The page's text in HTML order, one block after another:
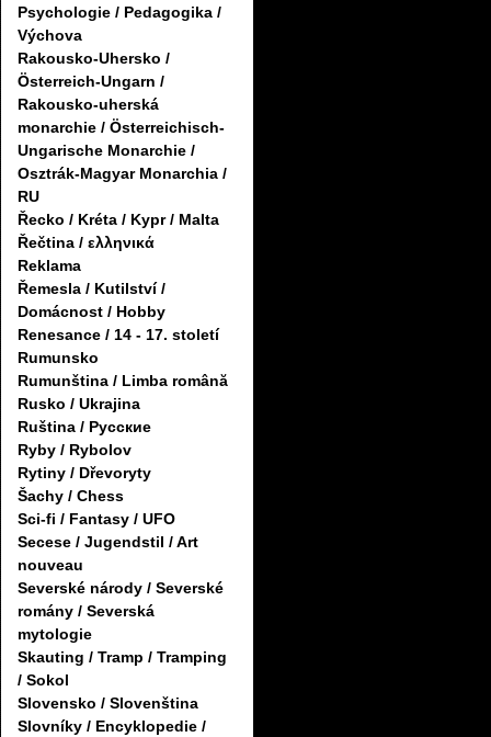
Psychologie / Pedagogika /
Výchova
Rakousko-Uhersko /
Österreich-Ungarn /
Rakousko-uherská
monarchie / Österreichisch-
Ungarische Monarchie /
Osztrák-Magyar Monarchia /
RU
Řecko / Kréta / Kypr / Malta
Řečtina / ελληνικά
Reklama
Řemesla / Kutilství /
Domácnost / Hobby
Renesance / 14 - 17. století
Rumunsko
Rumunština / Limba română
Rusko / Ukrajina
Ruština / Русские
Ryby / Rybolov
Rytiny / Dřevoryty
Šachy / Chess
Sci-fi / Fantasy / UFO
Secese / Jugendstil / Art
nouveau
Severské národy / Severské
romány / Severská
mytologie
Skauting / Tramp / Tramping
/ Sokol
Slovensko / Slovenština
Slovníky / Encyklopedie /